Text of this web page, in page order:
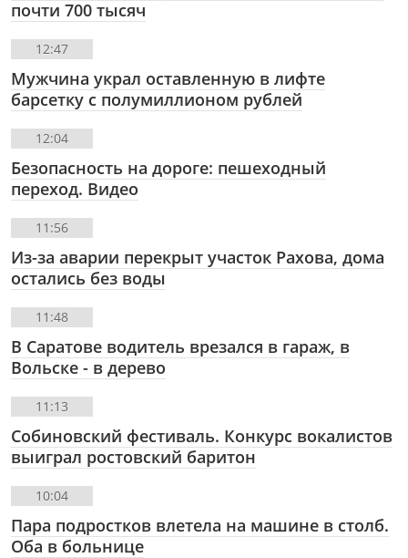
почти 700 тысяч
12:47
Мужчина украл оставленную в лифте
барсетку с полумиллионом рублей
12:04
Безопасность на дороге: пешеходный
переход. Видео
11:56
Из-за аварии перекрыт участок Рахова, дома
остались без воды
11:48
В Саратове водитель врезался в гараж, в
Вольске - в дерево
11:13
Собиновский фестиваль. Конкурс вокалистов
выиграл ростовский баритон
10:04
Пара подростков влетела на машине в столб.
Оба в больнице